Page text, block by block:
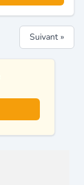
Suivant »